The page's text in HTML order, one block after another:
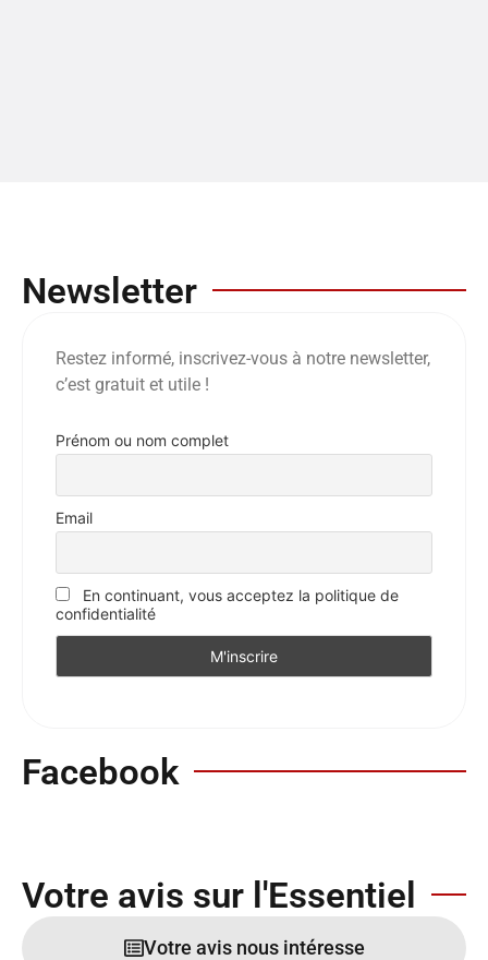
Newsletter
Restez informé, inscrivez-vous à notre newsletter,
c’est gratuit et utile !
Prénom ou nom complet
Email
En continuant, vous acceptez la politique de
confidentialité
Facebook
Votre avis sur l'Essentiel
Votre avis nous intéresse